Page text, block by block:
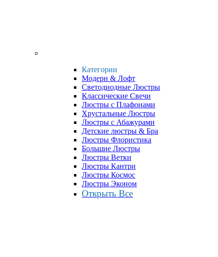
Категории
Модерн & Лофт
Светодиодные Люстры
Классические Свечи
Люстры с Плафонами
Хрустальные Люстры
Люстры с Абажурами
Детские люстры & Бра
Люстры Флористика
Большие Люстры
Люстры Ветки
Люстры Кантри
Люстры Космос
Люстры Эконом
Открыть Все